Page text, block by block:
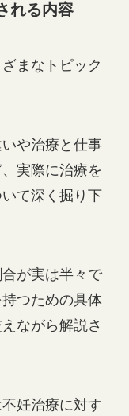
れる内容
まなトピック
や治療と仕事
実際に治療を
て深く掘り下
が実は半々で
つための具体
ながら解説さ
妊治療に対す